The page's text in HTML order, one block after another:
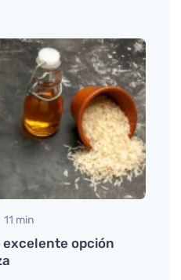
11 min
opción